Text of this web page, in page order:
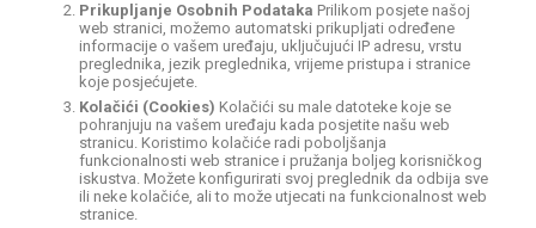
Prikupljanje Osobnih Podataka Prilikom posjete našoj
web stranici, možemo automatski prikupljati određene
informacije o vašem uređaju, uključujući IP adresu, vrstu
preglednika, jezik preglednika, vrijeme pristupa i stranice
koje posjećujete.
Kolačići (Cookies) Kolačići su male datoteke koje se
pohranjuju na vašem uređaju kada posjetite našu web
stranicu. Koristimo kolačiće radi poboljšanja
funkcionalnosti web stranice i pružanja boljeg korisničkog
iskustva. Možete konfigurirati svoj preglednik da odbija sve
ili neke kolačiće, ali to može utjecati na funkcionalnost web
stranice.